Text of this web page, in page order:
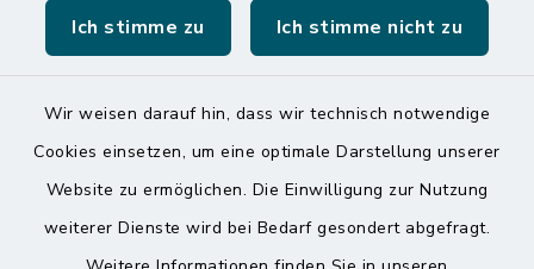
Ich stimme zu Ich stimme nicht zu
Wir weisen darauf hin, dass wir technisch notwendige
Cookies einsetzen, um eine optimale Darstellung unserer
Website zu ermöglichen. Die Einwilligung zur Nutzung
weiterer Dienste wird bei Bedarf gesondert abgefragt.
Kontakt